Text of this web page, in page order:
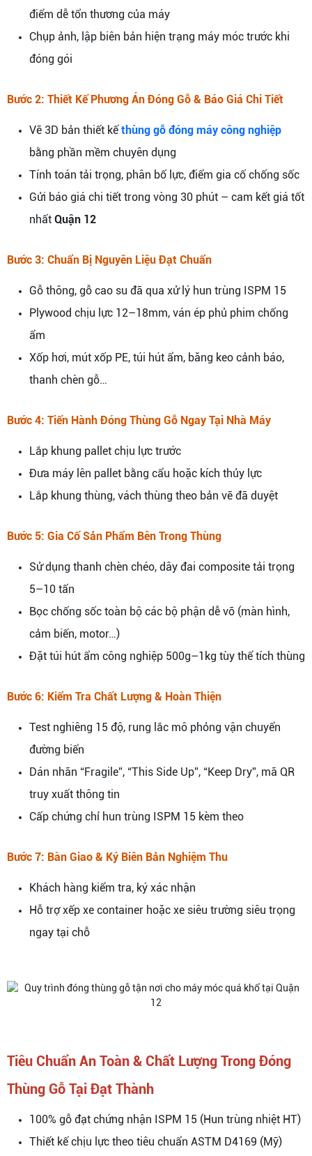
điểm dễ tổn thương của máy
Chụp ảnh, lập biên bản hiện trạng máy móc trước khi
đóng gói
Bước 2: Thiết Kế Phương Án Đóng Gỗ & Báo Giá Chi Tiết
Vẽ 3D bản thiết kếthùng gỗ đóng máy công nghiệp
bằng phần mềm chuyên dụng
Tính toán tải trọng, phân bố lực, điểm gia cố chống sốc
Gửi báo giá chi tiết trong vòng 30 phút – cam kết giá tốt
nhất Quận 12
Bước 3: Chuẩn Bị Nguyên Liệu Đạt Chuẩn
Gỗ thông, gỗ cao su đã qua xử lý hun trùng ISPM 15
Plywood chịu lực 12–18mm, ván ép phủ phim chống
ẩm
Xốp hơi, mút xốp PE, túi hút ẩm, băng keo cảnh báo,
thanh chèn gỗ…
Bước 4: Tiến Hành Đóng Thùng Gỗ Ngay Tại Nhà Máy
Lắp khung pallet chịu lực trước
Đưa máy lên pallet bằng cẩu hoặc kích thủy lực
Lắp khung thùng, vách thùng theo bản vẽ đã duyệt
Bước 5: Gia Cố Sản Phẩm Bên Trong Thùng
Sử dụng thanh chèn chéo, dây đai composite tải trọng
5–10 tấn
Bọc chống sốc toàn bộ các bộ phận dễ vỡ (màn hình,
cảm biến, motor…)
Đặt túi hút ẩm công nghiệp 500g–1kg tùy thể tích thùng
Bước 6: Kiểm Tra Chất Lượng & Hoàn Thiện
Test nghiêng 15 độ, rung lắc mô phỏng vận chuyển
đường biển
Dán nhãn “Fragile”, “This Side Up”, “Keep Dry”, mã QR
truy xuất thông tin
Cấp chứng chỉ hun trùng ISPM 15 kèm theo
Bước 7: Bàn Giao & Ký Biên Bản Nghiệm Thu
Khách hàng kiểm tra, ký xác nhận
Hỗ trợ xếp xe container hoặc xe siêu trường siêu trọng
ngay tại chỗ
Tiêu Chuẩn An Toàn & Chất Lượng Trong Đóng
Thùng Gỗ Tại Đạt Thành
100% gỗ đạt chứng nhận ISPM 15 (Hun trùng nhiệt HT)
Thiết kế chịu lực theo tiêu chuẩn ASTM D4169 (Mỹ)